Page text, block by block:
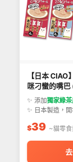
【日本
咪刁蠻的嘴
✨ 添加獨家綠
✨ 日本製造，
$39 ~貓零